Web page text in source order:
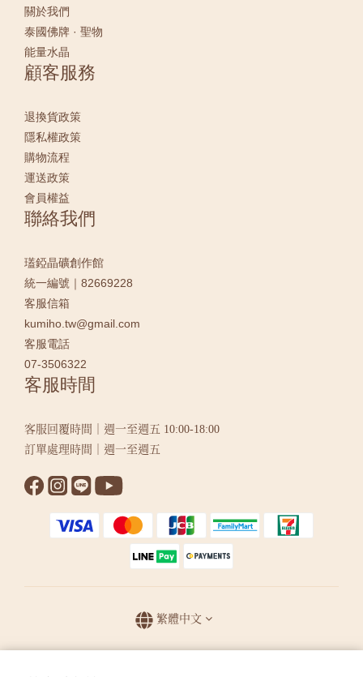
關於我們
泰國佛牌 · 聖物
能量水晶
顧客服務
退換貨政策
隱私權政策
購物流程
運送政策
會員權益
聯絡我們
瓂錏晶礦創作館
統一編號｜82669228
客服信箱
kumiho.tw@gmail.com
客服電話
07-3506322
客服時間
客服回覆時間｜週一至週五 10:00-18:00
訂單處理時間｜週一至週五
繁體中文